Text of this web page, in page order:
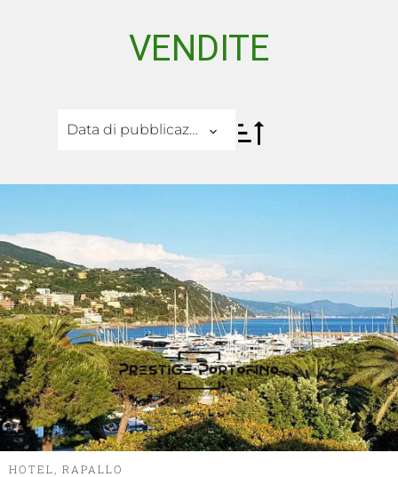
VENDITE
Data di pubblicazione
HOTEL, RAPALLO